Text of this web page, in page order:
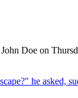
Doe on
he asked,